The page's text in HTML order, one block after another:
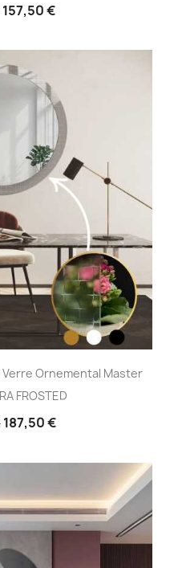
157,50 €
Ornemental Master
FROSTED
187,50 €